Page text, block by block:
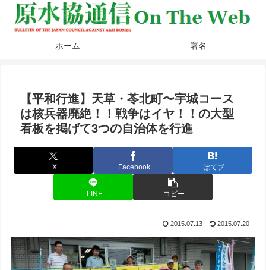
ホーム 署名
【平和行進】天草・苓北町〜宇城コース
は核兵器廃絶！！戦争はイヤ！！の大型
看板を掲げて3つの自治体を行進
X Facebook はてブ
LINE コピー
2015.07.13 2015.07.20